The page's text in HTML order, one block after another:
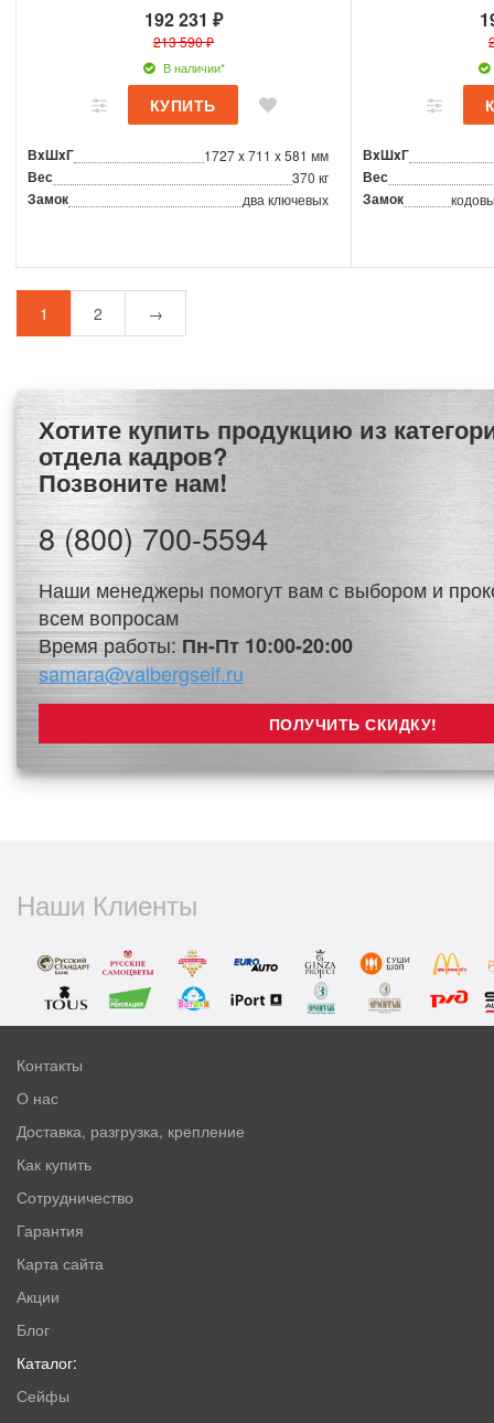
192 231 ₽
213 590 ₽
В наличии*
ВxШxГ 1727 x 711 x 581 мм
Вес 370 кг
Замок два ключевых
ВxШxГ
Вес
Замок
1 2 →
Хотите купить продукцию из категории Сейфы для
отдела кадров?
Позвоните нам!
8 (800) 700-5594
Наши менеджеры помогут вам с выбором и
всем вопросам
Время работы: Пн-Пт 10:00-20:00
samara@valbergseif.ru
Наши Клиенты
Контакты
О нас
Доставка, разгрузка, крепление
Как купить
Сотрудничество
Гарантия
Карта сайта
Акции
Блог
Каталог:
Сейфы